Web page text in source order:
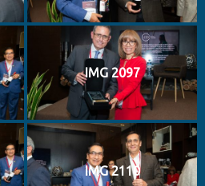
IMG 2097
IMG 2110